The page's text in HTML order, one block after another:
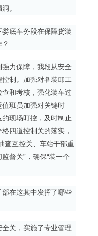
。
底车务段在保障货装
力保障，我段从安全
制。加强对各装卸工
和考核，强化装车过
班员加强对关键时
现场盯控，及时制止
四道控制关的落实，
查互控关、车站干部重
督关”，确保“装一个
在这其中发挥了哪些
关，实施了专业管理